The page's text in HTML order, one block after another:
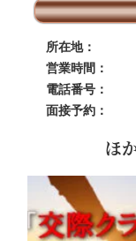
所在地：
営業時間：
電話番号：
面接予約：
ほ